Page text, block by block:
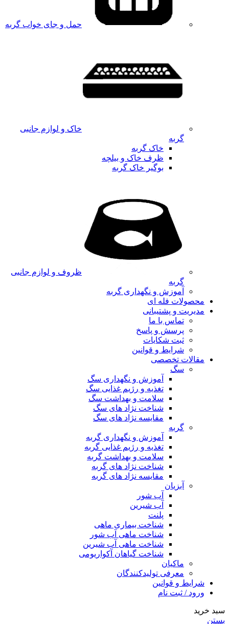
حمل و جای خواب گربه
خاک و لوازم جانبی
گربه
خاک گربه
ظرف خاک و بیلچه
بوگیر خاک گربه
ظروف و لوازم جانبی
گربه
آموزش و نگهداری گربه
محصولات فله ای
مدیریت و پشتیبانی
تماس با ما
پرسش و پاسخ
ثبت شکایات
شرایط و قوانین
مقالات تخصصی
سگ
آموزش و نگهداری سگ
تغذیه و رژیم غذایی سگ
سلامت و بهداشت سگ
شناخت نژاد های سگ
مقایسه نژاد های سگ
گربه
آموزش و نگهداری گربه
تغذیه و رژیم غذایی گربه
سلامت و بهداشت گربه
شناخت نژاد های گربه
مقایسه نژاد های گربه
آبزیان
آب شور
آب شیرین
پلنت
شناخت بیماری ماهی
شناخت ماهی آب شور
شناخت ماهی آب شیرین
شناخت گیاهان آکواریومی
ماکیان
معرفی تولیدکنندگان
شرایط و قوانین
ورود / ثبت نام
سبد خرید
بستن